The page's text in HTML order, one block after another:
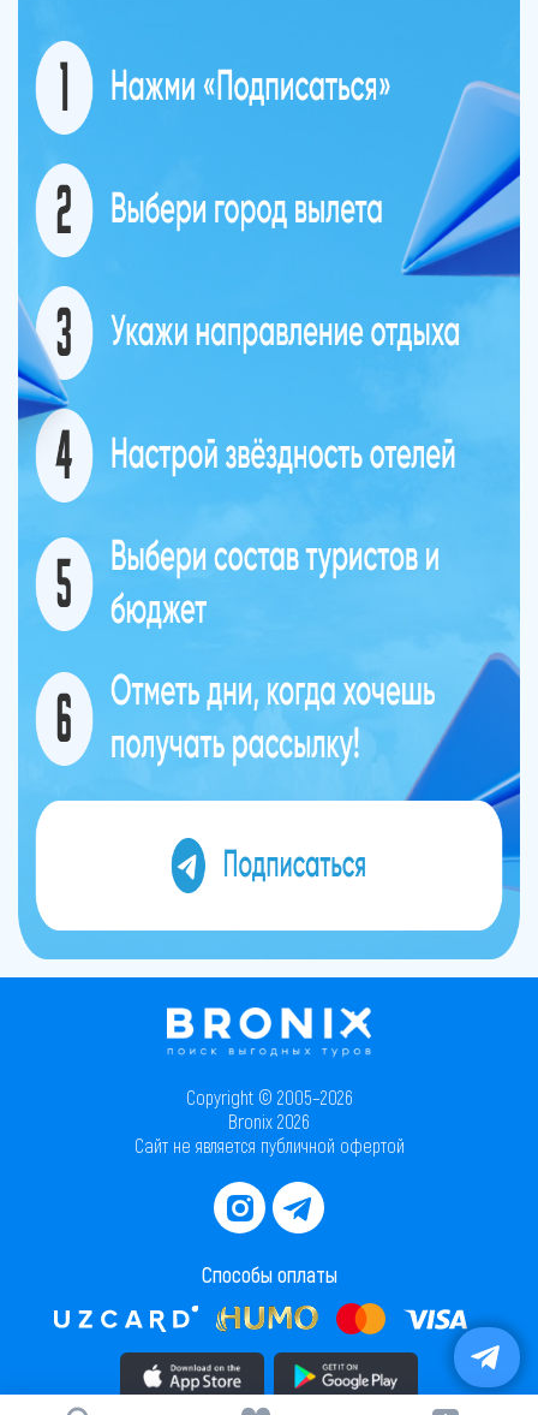
Copyright © 2005–2026
Bronix 2026
Сайт не является публичной офертой
Способы оплаты
Скачать приложение в AppStore Скачать приложение в PlayMarket